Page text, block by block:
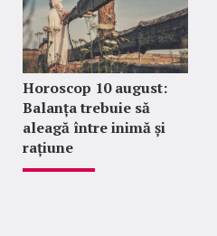
Horoscop 10 august:
Balanța trebuie să
aleagă între inimă și
rațiune